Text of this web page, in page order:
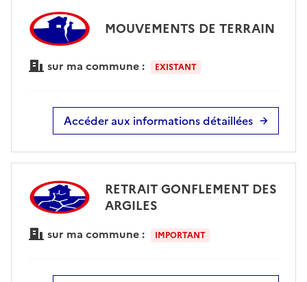
MOUVEMENTS DE TERRAIN
sur ma commune : EXISTANT
Accéder aux informations détaillées
RETRAIT GONFLEMENT DES
ARGILES
sur ma commune : IMPORTANT